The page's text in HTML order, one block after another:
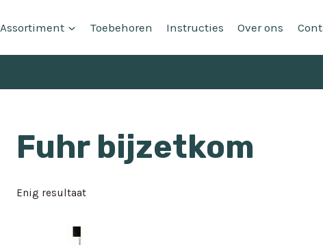
Assortiment Toebehoren Instructies Over ons
Fuhr bijzetkom
Enig resultaat